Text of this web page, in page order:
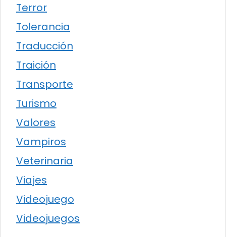
Terror
Tolerancia
Traducción
Traición
Transporte
Turismo
Valores
Vampiros
Veterinaria
Viajes
Videojuego
Videojuegos